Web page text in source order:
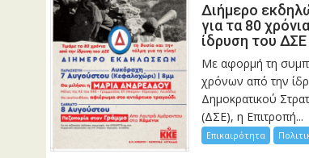
Διήμερο
για τα 80
ίδρυση του ΔΣΕ
Με αφορμή τη
χρόνων από την
Δημοκρατικού
(ΔΣΕ), η Επιτροπή...
Επικαιρότητα